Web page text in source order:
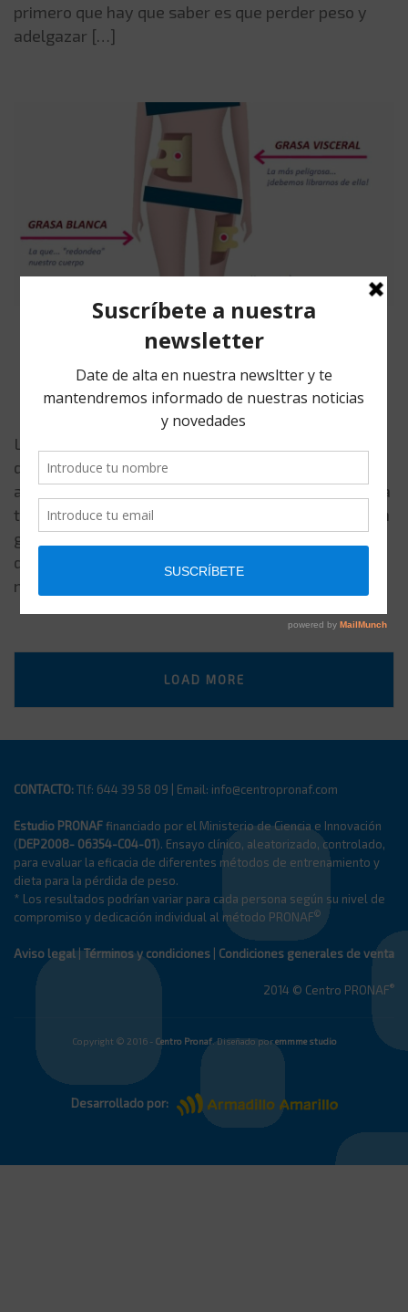
primero que hay que saber es que perder peso y
adelgazar […]
IMAGE
ENEMIGAS?
febrero 28, 2018
Los 4 tipos de grasa, dónde encontrarlas y cómo
diferenciarlas A la hora de hablar de los
alimentos que podemos encontrar en nuestra dieta
tendemos a eliminar todos aquellos que contengan
grasa. Normalmente se piensa que lo único que se
debe de hacer es reducir la ingesta de ésta para
mantener el peso. Por ello vamos […]
LOAD MORE
CONTACTO:Tlf: 644 39 58 09 | Email: info@centropronaf.com
Estudio PRONAFfinanciado por el Ministerio de Ciencia e Innovación
(DEP2008- 06354-C04-01). Ensayo clínico, aleatorizado, controlado,
para evaluar la eficacia de diferentes métodos de entrenamiento y
dieta para la pérdida de peso.
* Los resultados podrían variar para cada persona según su nivel de
compromiso y dedicación individual al método PRONAF©
Aviso legal Términos y condiciones Condiciones generales de venta
2014 © Centro PRONAF®
Copyright © 2016 - Centro Pronaf. Diseñado poremmme studio
Desarrollado por: